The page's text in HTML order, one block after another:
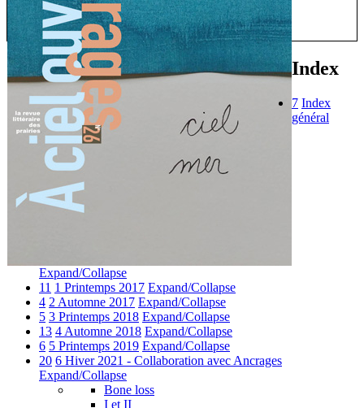
Index
7 Index
général
Expand/Collapse
11 1 Printemps 2017 Expand/Collapse
4 2 Automne 2017 Expand/Collapse
5 3 Printemps 2018 Expand/Collapse
13 4 Automne 2018 Expand/Collapse
6 5 Printemps 2019 Expand/Collapse
20 6 Hiver 2021 - Collaboration avec Ancrages
Expand/Collapse
Bone loss
I et II